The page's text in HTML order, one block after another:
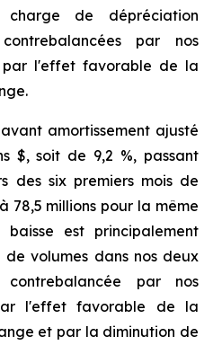
charge de dépréciation
par nos
par l'effet favorable de la
amortissement ajusté
$, soit de 9,2 %, passant
des six premiers mois de
78,5 millions pour la même
est principalement
volumes dans nos deux
contrebalancée par nos
l'effet favorable de la
et par la diminution de